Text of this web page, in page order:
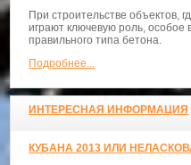
При строительстве объектов,
играют ключевую роль, особое
правильного типа бетона.
Подробнее...
ИНТЕРЕСНАЯ ИНФОРМАЦИЯ
КУБАНА 2013 ИЛИ